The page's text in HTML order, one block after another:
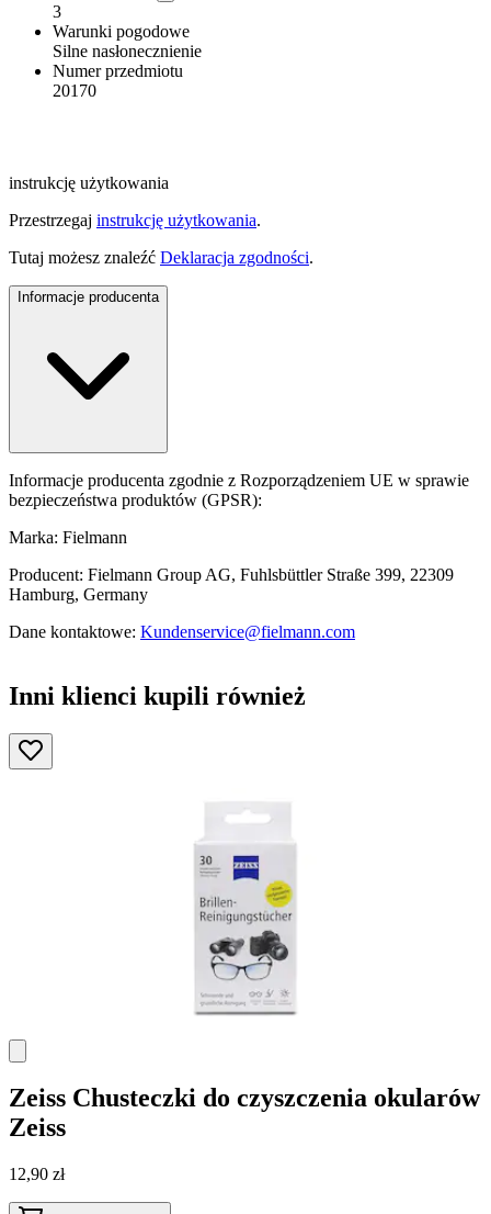
3
Warunki pogodowe
Silne nasłonecznienie
Numer przedmiotu
20170
instrukcję użytkowania
Przestrzegaj instrukcję użytkowania.
Tutaj możesz znaleźć Deklaracja zgodności.
Informacje producenta
Informacje producenta zgodnie z Rozporządzeniem UE w sprawie
bezpieczeństwa produktów (GPSR):
Marka: Fielmann
Producent: Fielmann Group AG, Fuhlsbüttler Straße 399, 22309
Hamburg, Germany
Dane kontaktowe: Kundenservice@fielmann.com
Inni klienci kupili również
Zeiss Chusteczki do czyszczenia okularów
Zeiss
12,90 zł